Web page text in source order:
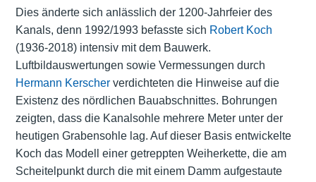
Dies änderte sich anlässlich der 1200-Jahrfeier des
Kanals, denn 1992/1993 befasste sich Robert Koch
(1936-2018) intensiv mit dem Bauwerk.
Luftbildauswertungen sowie Vermessungen durch
Hermann Kerscherverdichteten die Hinweise auf die
Existenz des nördlichen Bauabschnittes. Bohrungen
zeigten, dass die Kanalsohle mehrere Meter unter der
heutigen Grabensohle lag. Auf dieser Basis entwickelte
Koch das Modell einer getreppten Weiherkette, die am
Scheitelpunkt durch die mit einem Damm aufgestaute